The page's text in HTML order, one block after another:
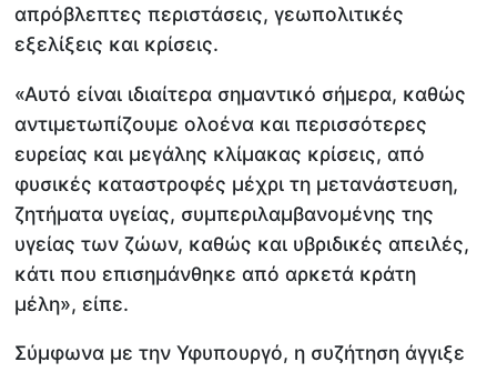
απρόβλεπτες περιστάσεις, γεωπολιτικές
εξελίξεις και κρίσεις.
«Αυτό είναι ιδιαίτερα σημαντικό σήμερα, καθώς
αντιμετωπίζουμε ολοένα και περισσότερες
ευρείας και μεγάλης κλίμακας κρίσεις, από
φυσικές καταστροφές μέχρι τη μετανάστευση,
ζητήματα υγείας, συμπεριλαμβανομένης της
υγείας των ζώων, καθώς και υβριδικές απειλές,
κάτι που επισημάνθηκε από αρκετά κράτη
μέλη», είπε.
Σύμφωνα με την Υφυπουργό, η συζήτηση άγγιξε